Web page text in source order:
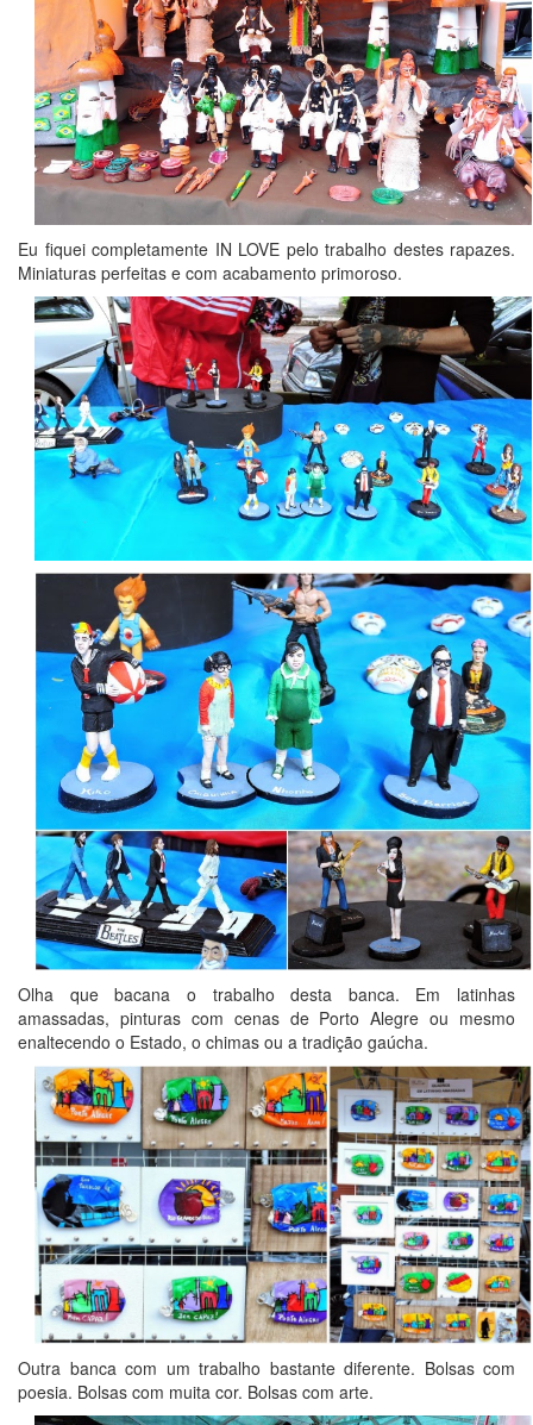
Eu fiquei completamente IN LOVE pelo trabalho destes rapazes.
Miniaturas perfeitas e com acabamento primoroso.
Olha que bacana o trabalho desta banca. Em latinhas
amassadas, pinturas com cenas de Porto Alegre ou mesmo
enaltecendo o Estado, o chimas ou a tradição gaúcha.
Outra banca com um trabalho bastante diferente. Bolsas com
poesia. Bolsas com muita cor. Bolsas com arte.